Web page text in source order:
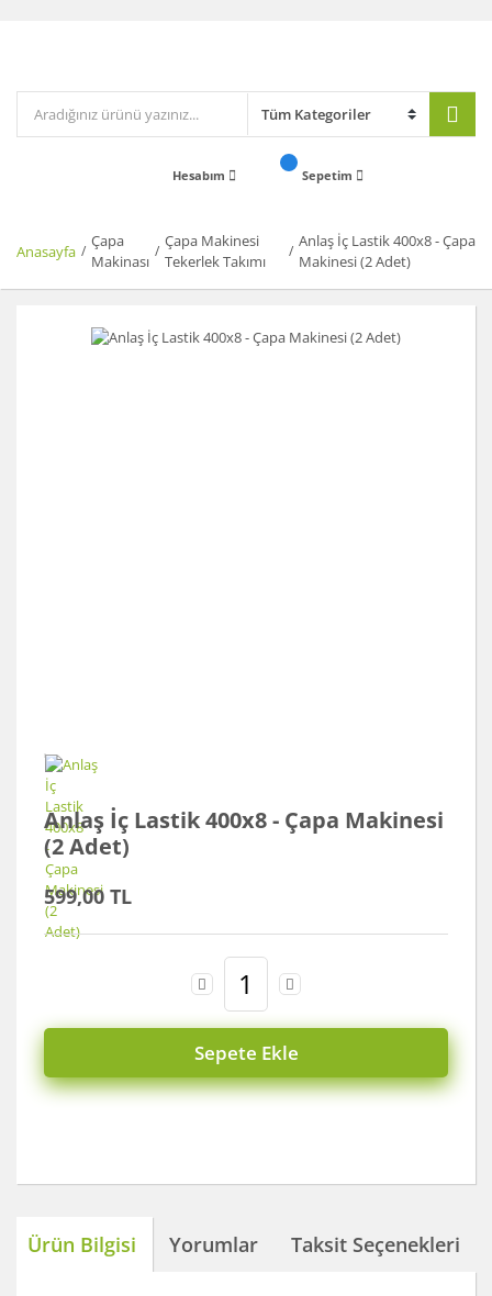
Hesabım Sepetim
Anasayfa
Çapa
Makinası
Çapa Makinesi
Tekerlek Takımı
Anlaş İç Lastik 400x8 - Çapa
Makinesi (2 Adet)
Anlaş İç Lastik 400x8 - Çapa Makinesi
(2 Adet)
599,00 TL
Sepete Ekle
Ürün Bilgisi Yorumlar Taksit Seçenekleri